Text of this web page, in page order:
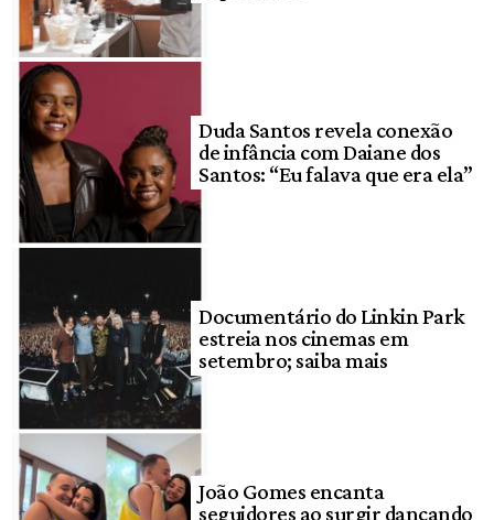
Duda Santos revela conexão
de infância com Daiane dos
Santos: “Eu falava que era ela”
Documentário do Linkin Park
estreia nos cinemas em
setembro; saiba mais
João Gomes encanta
seguidores ao surgir dançando